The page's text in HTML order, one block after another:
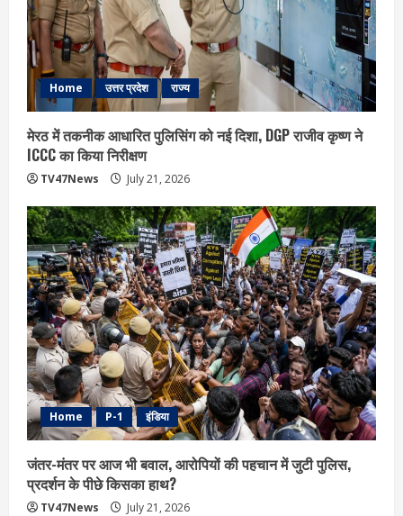
Home उत्तर प्रदेश राज्य
मेरठ में तकनीक आधारित पुलिसिंग को नई दिशा, DGP राजीव कृष्ण ने
ICCC का किया निरीक्षण
TV47News July 21, 2026
Home P-1 इंडिया
जंतर-मंतर पर आज भी बवाल, आरोपियों की पहचान में जुटी पुलिस,
प्रदर्शन के पीछे किसका हाथ?
TV47News July 21, 2026